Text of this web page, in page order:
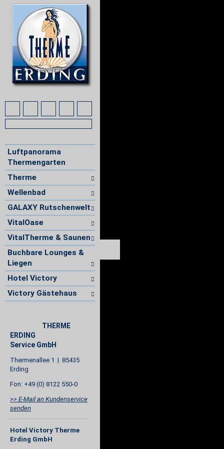
Luftpanorama
Thermengarten
Therme
Wellenbad
GALAXY Rutschenwelt
VitalOase
VitalTherme & Saunen
Buchbare Lounges &
Liegen
Hotel Victory
Victory Gästehaus
THERME
ERDING
Service GmbH
Thermenallee 1 | 85435
Erding
Fon: +49 (0) 8122 550-0
>> E-Mail an Kundenservice
senden
Hotel Victory Therme
Erding GmbH